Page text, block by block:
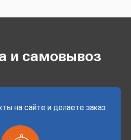
и самовывоз
на сайте и делаете заказ